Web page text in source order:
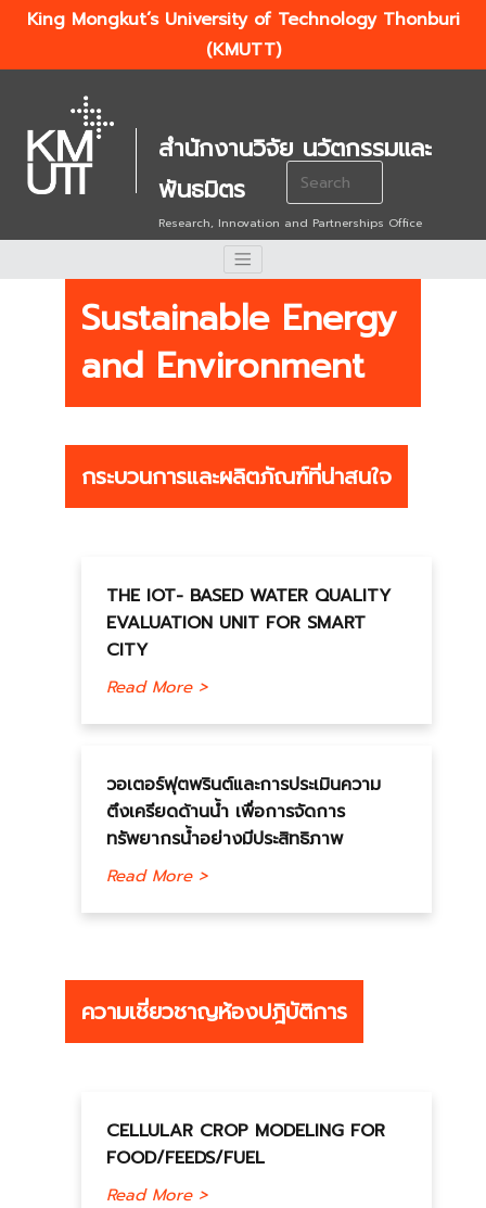
King Mongkut’s University of Technology Thonburi
(KMUTT)
สำนักงานวิจัย นวัตกรรมและ
พันธมิตร
Research, Innovation and Partnerships Office
Search
for:
Sustainable Energy
and Environment
กระบวนการและผลิตภัณฑ์ที่น่าสนใจ
THE IOT- BASED WATER QUALITY
EVALUATION UNIT FOR SMART
CITY
Read More >
วอเตอร์ฟุตพรินต์และการประเมินความ
ตึงเครียดด้านน้ำ เพื่อการจัดการ
ทรัพยากรน้ำอย่างมีประสิทธิภาพ
Read More >
ความเชี่ยวชาญห้องปฎิบัติการ
CELLULAR CROP MODELING FOR
FOOD/FEEDS/FUEL
Read More >